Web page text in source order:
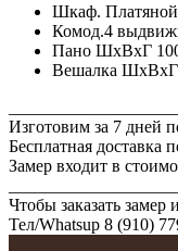
Шкаф.
Комод.4
Пано ШхВхГ
Вешалка ШхВхГ
Изготовим за 7 дней
Бесплатная доставка
Замер входит в
Чтобы заказать
Тел/Whatsup 8 (910)